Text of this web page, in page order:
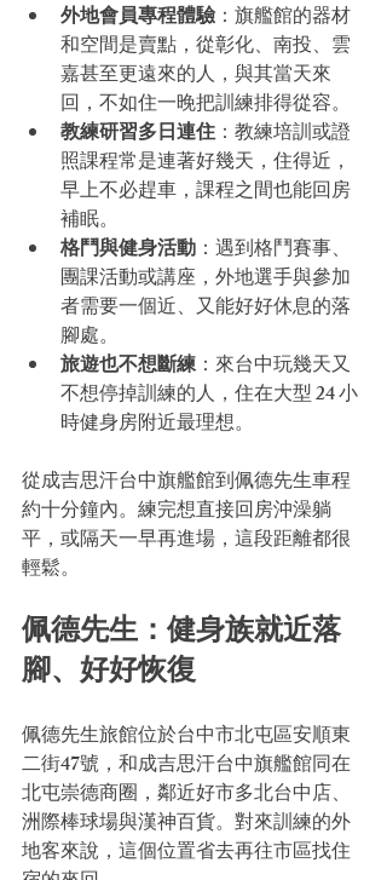
外地會員專程體驗 ：旗艦館的器材
和空間是賣點，從彰化、南投、雲
嘉甚至更遠來的人，與其當天來
回，不如住一晚把訓練排得從容。
教練研習多日連住：教練培訓或證
照課程常是連著好幾天，住得近，
早上不必趕車，課程之間也能回房
補眠。
格鬥與健身活動 ：遇到格鬥賽事、
團課活動或講座，外地選手與參加
者需要一個近、又能好好休息的落
腳處。
旅遊也不想斷練：來台中玩幾天又
不想停掉訓練的人，住在大型 24 小
時健身房附近最理想。
從成吉思汗台中旗艦館到佩德先生車程
約十分鐘內。練完想直接回房沖澡躺
平，或隔天一早再進場，這段距離都很
輕鬆。
佩德先生：健身族就近落
腳、好好恢復
佩德先生旅館位於台中市北屯區安順東
二街47號，和成吉思汗台中旗艦館同在
北屯崇德商圈，鄰近好市多北台中店、
洲際棒球場與漢神百貨。對來訓練的外
地客來說，這個位置省去再往市區找住